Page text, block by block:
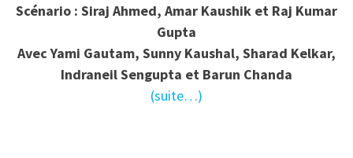
Scénario : Siraj Ahmed, Amar Kaushik et Raj Kumar
Gupta
Avec Yami Gautam, Sunny Kaushal, Sharad Kelkar,
Indraneil Sengupta et Barun Chanda
(suite…)